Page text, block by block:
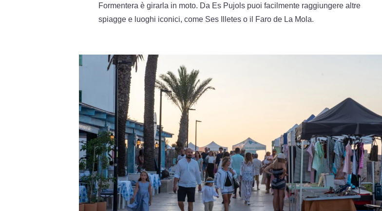
Formentera è girarla in moto. Da Es Pujols puoi facilmente raggiungere altre
spiagge e luoghi iconici, come Ses Illetes o il Faro de La Mola.